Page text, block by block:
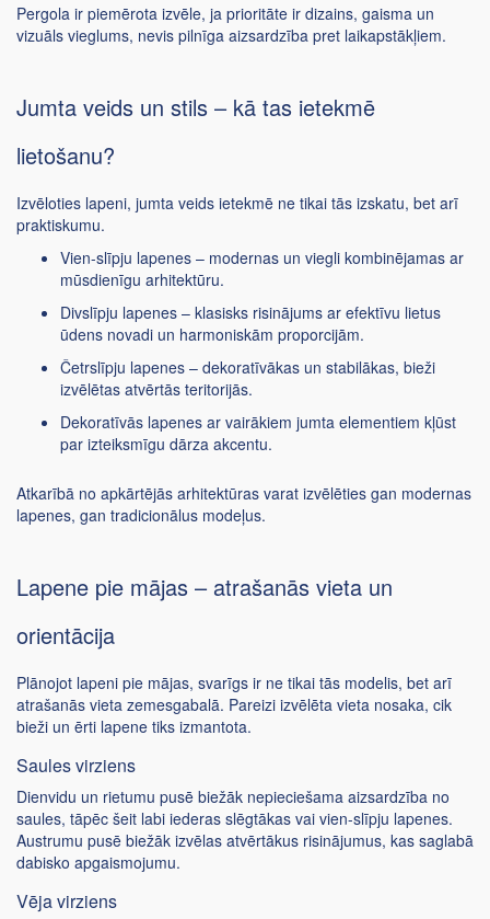
Pergola ir piemērota izvēle, ja prioritāte ir dizains, gaisma un
vizuāls vieglums, nevis pilnīga aizsardzība pret laikapstākļiem.
Jumta veids un stils – kā tas ietekmē
lietošanu?
Izvēloties lapeni, jumta veids ietekmē ne tikai tās izskatu, bet arī
praktiskumu.
Vien-slīpju lapenes – modernas un viegli kombinējamas ar
mūsdienīgu arhitektūru.
Divslīpju lapenes – klasisks risinājums ar efektīvu lietus
ūdens novadi un harmoniskām proporcijām.
Četrslīpju lapenes – dekoratīvākas un stabilākas, bieži
izvēlētas atvērtās teritorijās.
Dekoratīvās lapenes ar vairākiem jumta elementiem kļūst
par izteiksmīgu dārza akcentu.
Atkarībā no apkārtējās arhitektūras varat izvēlēties gan modernas
lapenes, gan tradicionālus modeļus.
Lapene pie mājas – atrašanās vieta un
orientācija
Plānojot lapeni pie mājas, svarīgs ir ne tikai tās modelis, bet arī
atrašanās vieta zemesgabalā. Pareizi izvēlēta vieta nosaka, cik
bieži un ērti lapene tiks izmantota.
Saules virziens
Dienvidu un rietumu pusē biežāk nepieciešama aizsardzība no
saules, tāpēc šeit labi iederas slēgtākas vai vien-slīpju lapenes.
Austrumu pusē biežāk izvēlas atvērtākus risinājumus, kas saglabā
dabisko apgaismojumu.
Vēja virziens